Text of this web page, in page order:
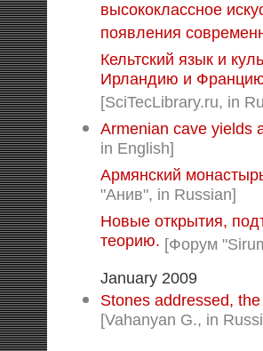
высококлассное
появления
Кельтский язык и
Ирландию и
[SciTecLibrary.ru, in
Armenian cave yields
in English]
Армянский
"Анив", in Russian]
Новые открытия,
теорию. [Форум
January 2009
Stones addressed,
[Vahanyan G., in